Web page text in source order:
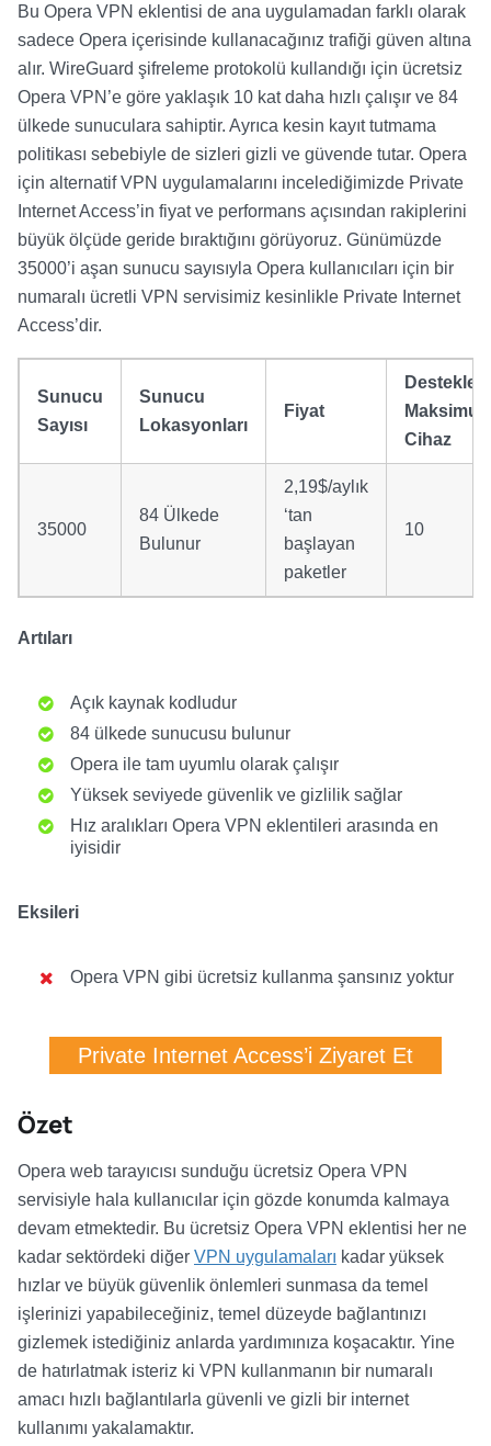
Bu Opera VPN eklentisi de ana uygulamadan farklı olarak
sadece Opera içerisinde kullanacağınız trafiği güven altına
alır. WireGuard şifreleme protokolü kullandığı için ücretsiz
Opera VPN’e göre yaklaşık 10 kat daha hızlı çalışır ve 84
ülkede sunuculara sahiptir. Ayrıca kesin kayıt tutmama
politikası sebebiyle de sizleri gizli ve güvende tutar. Opera
için alternatif VPN uygulamalarını incelediğimizde Private
Internet Access’in fiyat ve performans açısından rakiplerini
büyük ölçüde geride bıraktığını görüyoruz. Günümüzde
35000’i aşan sunucu sayısıyla Opera kullanıcıları için bir
numaralı ücretli VPN servisimiz kesinlikle Private Internet
Access’dir.
Sunucu
Sayısı
Sunucu
Lokasyonları
Fiyat
Cihaz
35000
84 Ülkede
Bulunur
2,19$/aylık
‘tan
başlayan
paketler
10
Artıları
Açık kaynak kodludur
84 ülkede sunucusu bulunur
Opera ile tam uyumlu olarak çalışır
Yüksek seviyede güvenlik ve gizlilik sağlar
Hız aralıkları Opera VPN eklentileri arasında en
iyisidir
Eksileri
Opera VPN gibi ücretsiz kullanma şansınız yoktur
Private Internet Access’i Ziyaret Et
Özet
Opera web tarayıcısı sunduğu ücretsiz Opera VPN
servisiyle hala kullanıcılar için gözde konumda kalmaya
devam etmektedir. Bu ücretsiz Opera VPN eklentisi her ne
kadar sektördeki diğer VPN uygulamaları kadar yüksek
hızlar ve büyük güvenlik önlemleri sunmasa da temel
işlerinizi yapabileceğiniz, temel düzeyde bağlantınızı
gizlemek istediğiniz anlarda yardımınıza koşacaktır. Yine
de hatırlatmak isteriz ki VPN kullanmanın bir numaralı
amacı hızlı bağlantılarla güvenli ve gizli bir internet
kullanımı yakalamaktır.